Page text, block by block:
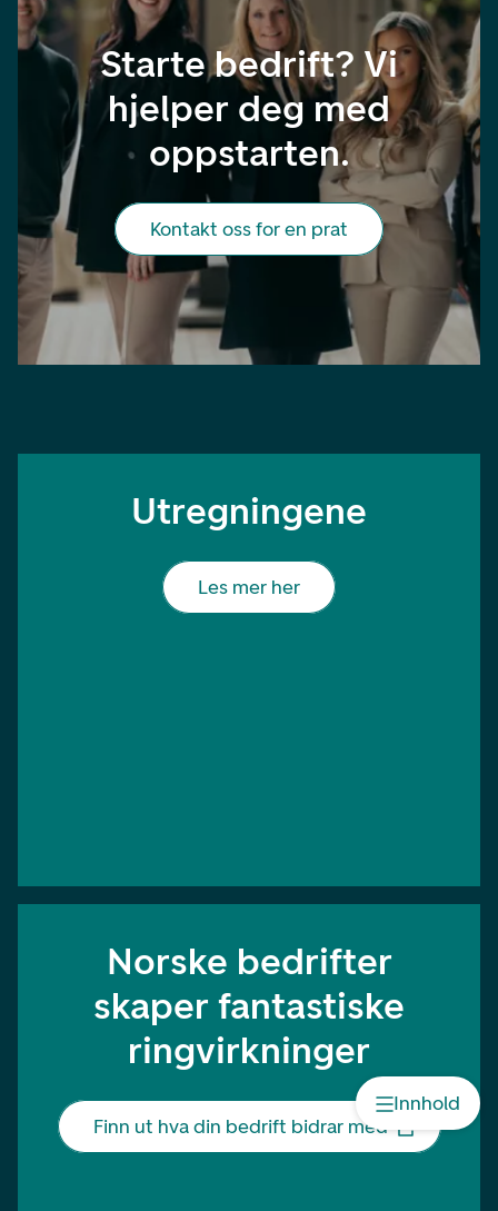
Innhold
Starte bedrift? Vi
hjelper deg med
oppstarten.
Kontakt oss for en prat
Utregningene
Les mer her
Norske bedrifter
skaper fantastiske
ringvirkninger
Finn ut hva din bedrift bidrar med